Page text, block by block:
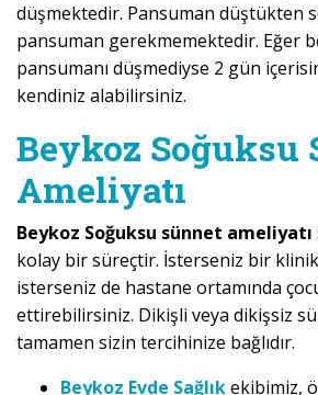
düşmektedir. Pansuman düştükten
pansuman gerekmemektedir. Eğer
pansumanı düşmediyse 2 gün
kendiniz alabilirsiniz.
Beykoz Soğuksu
Ameliyatı
Beykoz Soğuksu sünnet ameliyatı
kolay bir süreçtir. İsterseniz bir
isterseniz de hastane ortamında
ettirebilirsiniz. Dikişli veya dikişsiz
tamamen sizin tercihinize bağlıdır.
Beykoz Evde Sağlıkekibimiz,